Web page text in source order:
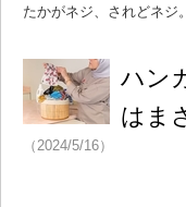
たかがネジ、されどネジ。
ハン
はま
（2024/5/16）